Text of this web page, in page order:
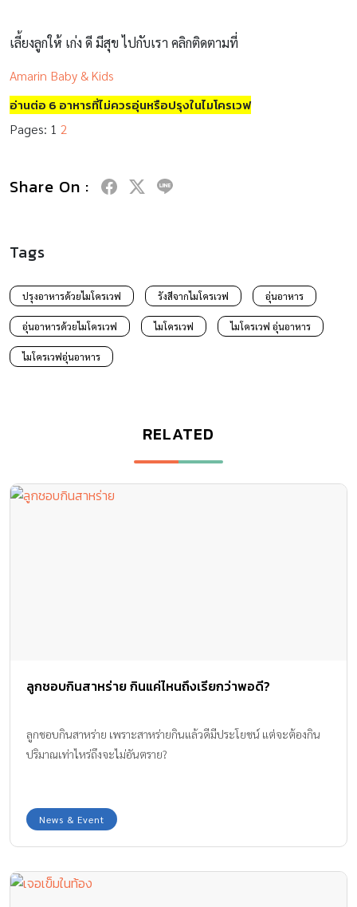
เลี้ยงลูกให้ เก่ง ดี มีสุข ไปกับเรา คลิกติดตามที่
Amarin Baby & Kids
อ่านต่อ 6 อาหารที่ไม่ควรอุ่นหรือปรุงในไมโครเวฟ
Pages: 1 2
Share On :
Tags
ปรุงอาหารด้วยไมโครเวฟ รังสีจากไมโครเวฟ อุ่นอาหาร
อุ่นอาหารด้วยไมโครเวฟ ไมโครเวฟ ไมโครเวฟ อุ่นอาหาร
ไมโครเวฟอุ่นอาหาร
RELATED
ลูกชอบกินสาหร่าย กินแค่ไหนถึงเรียกว่าพอดี?
ลูกชอบกินสาหร่าย เพราะสาหร่ายกินแล้วดีมีประโยชน์ แต่จะต้องกิน
ปริมาณเท่าไหร่ถึงจะไม่อันตราย?
News & Event